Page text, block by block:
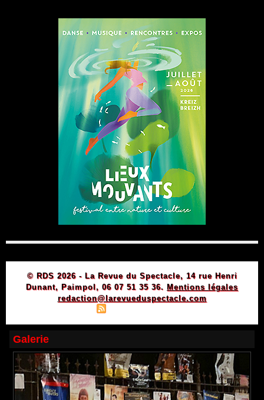
© RDS 2026 - La Revue du Spectacle, 14 rue Henri
Dunant, Paimpol, 06 07 51 35 36. Mentions légales
redaction@larevueduspectacle.com
Galerie